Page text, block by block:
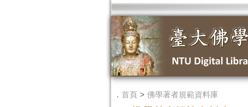
． 首頁> 佛學著者規範資料庫